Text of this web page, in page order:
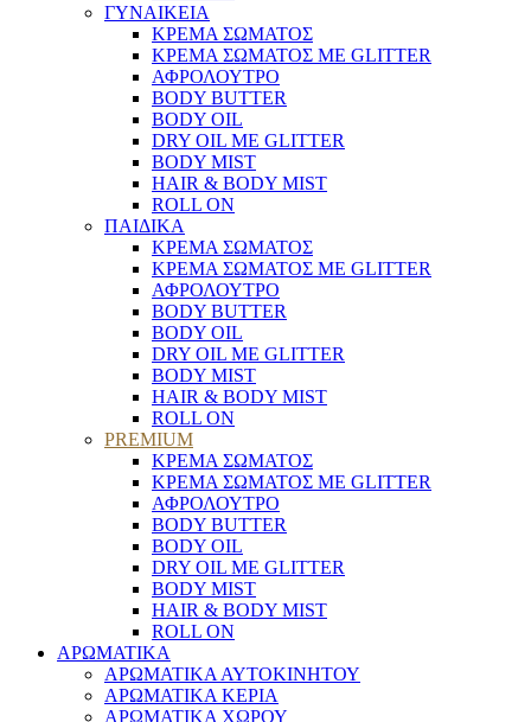
ΓΥΝΑΙΚΕΙΑ
ΚΡΕΜΑ ΣΩΜΑΤΟΣ
ΚΡΕΜΑ ΣΩΜΑΤΟΣ ΜΕ GLITTER
ΑΦΡΟΛΟΥΤΡΟ
BODY BUTTER
BODY OIL
DRY OIL ΜΕ GLITTER
BODY MIST
HAIR & BODY MIST
ROLL ON
ΠΑΙΔΙΚΑ
ΚΡΕΜΑ ΣΩΜΑΤΟΣ
ΚΡΕΜΑ ΣΩΜΑΤΟΣ ΜΕ GLITTER
ΑΦΡΟΛΟΥΤΡΟ
BODY BUTTER
BODY OIL
DRY OIL ΜΕ GLITTER
BODY MIST
HAIR & BODY MIST
ROLL ON
PREMIUM
ΚΡΕΜΑ ΣΩΜΑΤΟΣ
ΚΡΕΜΑ ΣΩΜΑΤΟΣ ΜΕ GLITTER
ΑΦΡΟΛΟΥΤΡΟ
BODY BUTTER
BODY OIL
DRY OIL ΜΕ GLITTER
BODY MIST
HAIR & BODY MIST
ROLL ON
ΑΡΩΜΑΤΙΚΑ
ΑΡΩΜΑΤΙΚΑ ΑΥΤΟΚΙΝΗΤΟΥ
ΑΡΩΜΑΤΙΚΑ ΚΕΡΙΑ
ΑΡΩΜΑΤΙΚΑ ΧΩΡΟΥ